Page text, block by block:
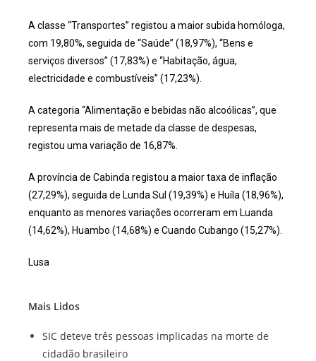
A classe “Transportes” registou a maior subida homóloga,
com 19,80%, seguida de “Saúde” (18,97%), “Bens e
serviços diversos” (17,83%) e “Habitação, água,
electricidade e combustíveis” (17,23%).
A categoria “Alimentação e bebidas não alcoólicas”, que
representa mais de metade da classe de despesas,
registou uma variação de 16,87%.
A província de Cabinda registou a maior taxa de inflação
(27,29%), seguida de Lunda Sul (19,39%) e Huíla (18,96%),
enquanto as menores variações ocorreram em Luanda
(14,62%), Huambo (14,68%) e Cuando Cubango (15,27%).
Lusa
Mais Lidos
SIC deteve três pessoas implicadas na morte de
cidadão brasileiro